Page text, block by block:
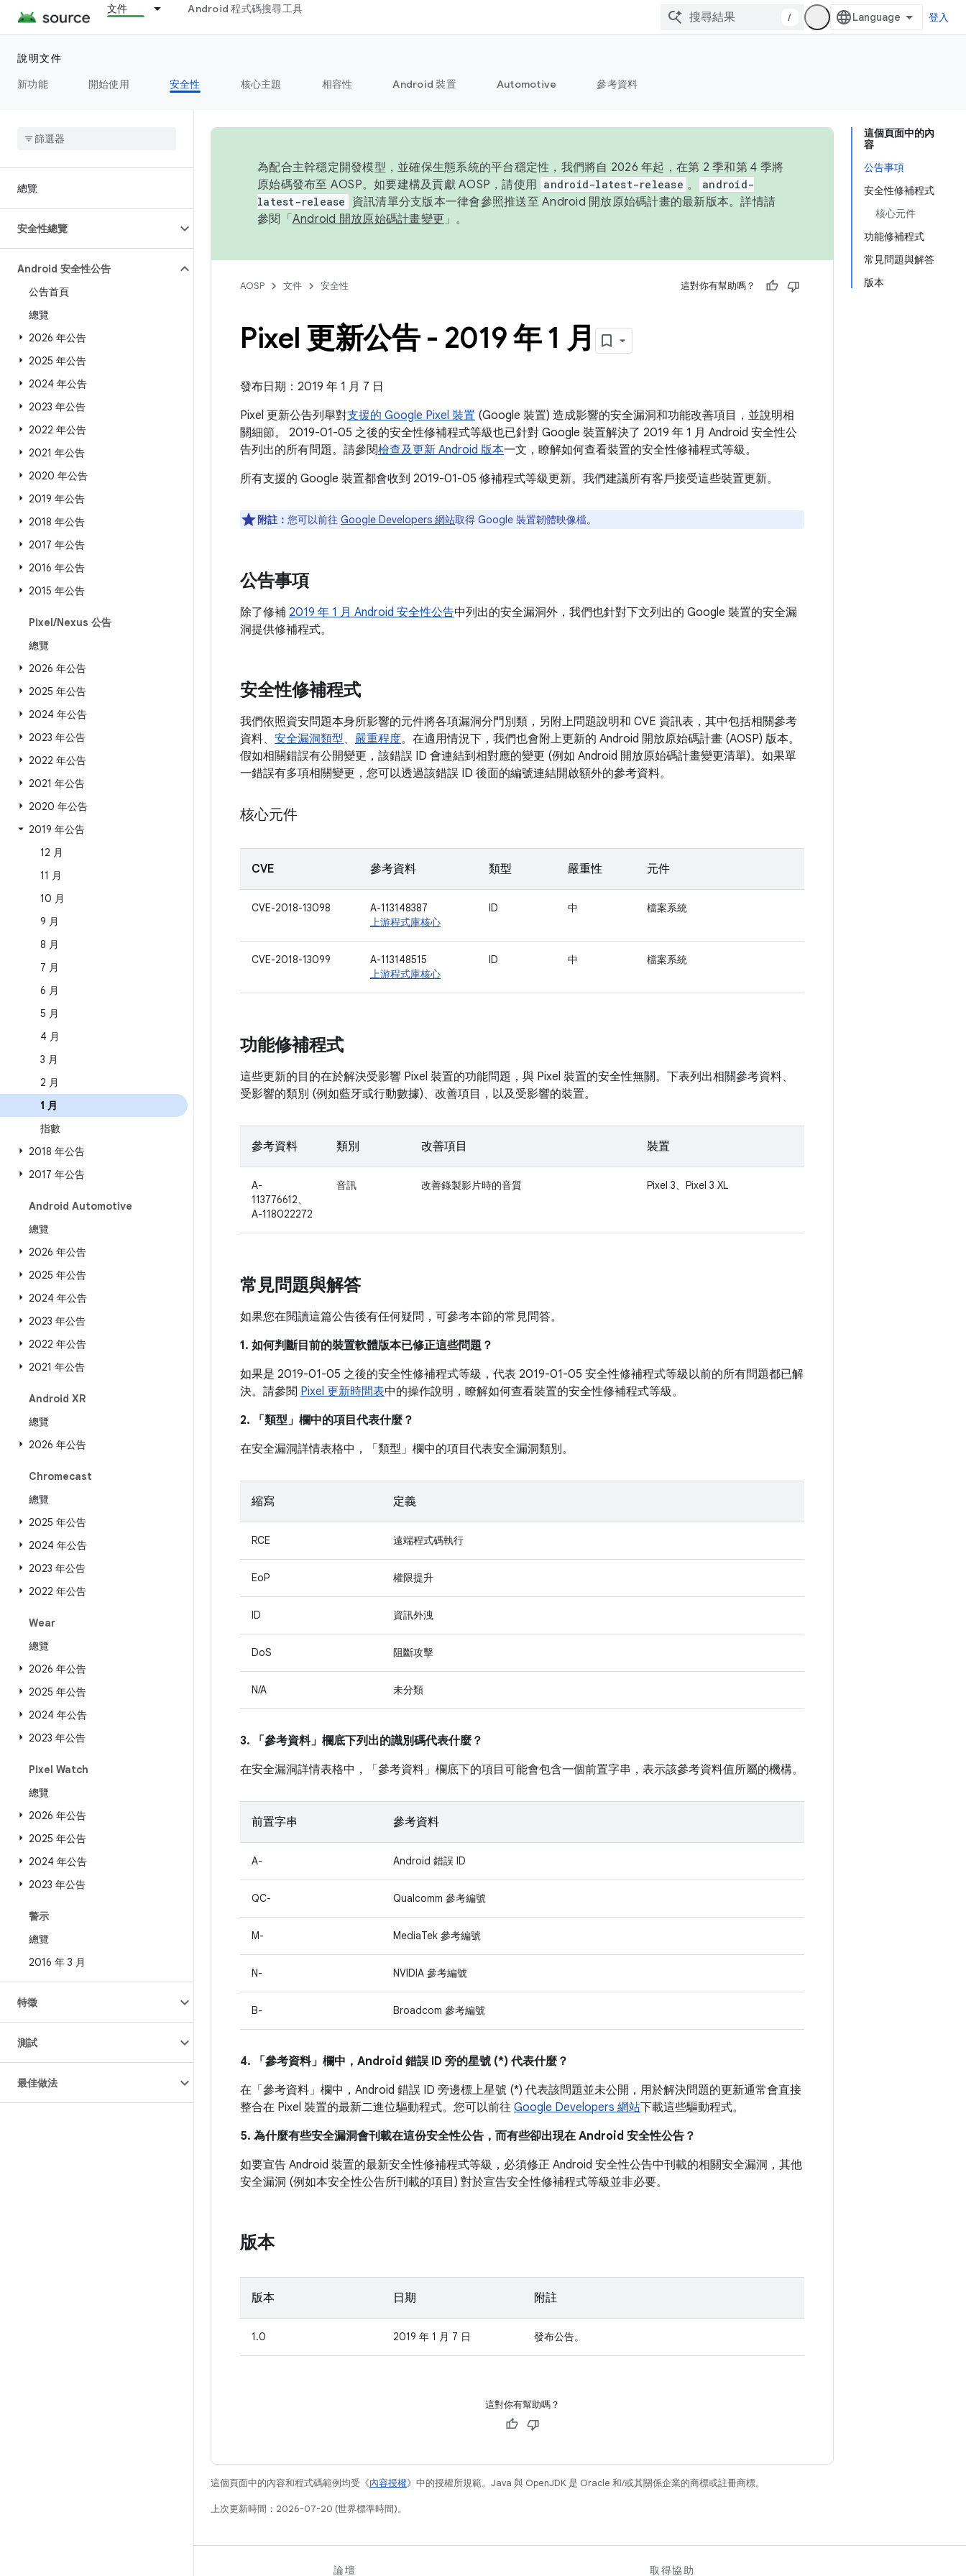
文件 Android 程式碼搜尋工具
/ 登入
說明文件
新功能
開始使用 安全性 核心主題 相容性 Android 裝置 Automotive 參考資料
總覽
安全性總覽
Android 安全性公告
公告首頁
總覽
2026 年公告
2025 年公告
2024 年公告
2023 年公告
2022 年公告
2021 年公告
2020 年公告
2019 年公告
2018 年公告
2017 年公告
2016 年公告
2015 年公告
Pixel/Nexus 公告
總覽
2026 年公告
2025 年公告
2024 年公告
2023 年公告
2022 年公告
2021 年公告
2020 年公告
2019 年公告
12 月
11 月
10 月
9 月
8 月
7 月
6 月
5 月
4 月
3 月
2 月
1 月
指數
2018 年公告
2017 年公告
Android Automotive
總覽
2026 年公告
2025 年公告
2024 年公告
2023 年公告
2022 年公告
2021 年公告
Android XR
總覽
2026 年公告
Chromecast
總覽
2025 年公告
2024 年公告
2023 年公告
2022 年公告
Wear
總覽
2026 年公告
2025 年公告
2024 年公告
2023 年公告
Pixel Watch
總覽
2026 年公告
2025 年公告
2024 年公告
2023 年公告
警示
總覽
2016 年 3 月
特徵
測試
最佳做法
這個頁面中的內
容
公告事項
安全性修補程式
核心元件
功能修補程式
常見問題與解答
版本
為配合主幹穩定開發模型，並確保生態系統的平台穩定性，我們將自 2026 年起，在第 2 季和第 4 季將
原始碼發布至 AOSP。如要建構及貢獻 AOSP，請使用 android-latest-release 。
android-
latest-release
資訊清單分支版本一律會參照推送至 Android 開放原始碼計畫的最新版本。詳情請
參閱「 Android 開放原始碼計畫變更 」。
AOSP 文件 安全性 這對你有幫助嗎？
Pixel 更新公告 - 2019 年 1 月
發布日期：2019 年 1 月 7 日
Pixel 更新公告列舉對支援的 Google Pixel 裝置 (Google 裝置) 造成影響的安全漏洞和功能改善項目，並說明相
關細節。 2019-01-05 之後的安全性修補程式等級也已針對 Google 裝置解決了 2019 年 1 月 Android 安全性公
告列出的所有問題。請參閱檢查及更新 Android 版本一文，瞭解如何查看裝置的安全性修補程式等級。
所有支援的 Google 裝置都會收到 2019-01-05 修補程式等級更新。我們建議所有客戶接受這些裝置更新。
附註： 您可以前往 Google Developers 網站取得 Google 裝置韌體映像檔。
公告事項
除了修補 2019 年 1 月 Android 安全性公告中列出的安全漏洞外，我們也針對下文列出的 Google 裝置的安全漏
洞提供修補程式。
安全性修補程式
我們依照資安問題本身所影響的元件將各項漏洞分門別類，另附上問題說明和 CVE 資訊表，其中包括相關參考
資料、 安全漏洞類型、 嚴重程度。在適用情況下，我們也會附上更新的 Android 開放原始碼計畫 (AOSP) 版本。
假如相關錯誤有公開變更，該錯誤 ID 會連結到相對應的變更 (例如 Android 開放原始碼計畫變更清單)。如果單
一錯誤有多項相關變更，您可以透過該錯誤 ID 後面的編號連結開啟額外的參考資料。
核心元件
CVE 參考資料 類型 嚴重性 元件
CVE-2018-13098
A-113148387
上游程式庫核心
ID 中 檔案系統
CVE-2018-13099
A-113148515
上游程式庫核心
ID 中 檔案系統
功能修補程式
這些更新的目的在於解決受影響 Pixel 裝置的功能問題，與 Pixel 裝置的安全性無關。下表列出相關參考資料、
受影響的類別 (例如藍牙或行動數據)、改善項目，以及受影響的裝置。
參考資料 類別 改善項目 裝置
A-
113776612、
A-118022272
音訊 改善錄製影片時的音質 Pixel 3、Pixel 3 XL
常見問題與解答
如果您在閱讀這篇公告後有任何疑問，可參考本節的常見問答。
1. 如何判斷目前的裝置軟體版本已修正這些問題？
如果是 2019-01-05 之後的安全性修補程式等級，代表 2019-01-05 安全性修補程式等級以前的所有問題都已解
決。請參閱 Pixel 更新時間表中的操作說明，瞭解如何查看裝置的安全性修補程式等級。
2. 「類型」 欄中的項目代表什麼？
在安全漏洞詳情表格中，「類型」 欄中的項目代表安全漏洞類別。
縮寫 定義
RCE 遠端程式碼執行
EoP 權限提升
ID 資訊外洩
DoS 阻斷攻擊
N/A 未分類
3. 「參考資料」 欄底下列出的識別碼代表什麼？
在安全漏洞詳情表格中，「參考資料」 欄底下的項目可能會包含一個前置字串，表示該參考資料值所屬的機構。
前置字串 參考資料
A- Android 錯誤 ID
QC- Qualcomm 參考編號
M- MediaTek 參考編號
N- NVIDIA 參考編號
B- Broadcom 參考編號
4. 「參考資料」 欄中，Android 錯誤 ID 旁的星號 (*) 代表什麼？
在「參考資料」 欄中，Android 錯誤 ID 旁邊標上星號 (*) 代表該問題並未公開，用於解決問題的更新通常會直接
整合在 Pixel 裝置的最新二進位驅動程式。您可以前往 Google Developers 網站下載這些驅動程式。
5. 為什麼有些安全漏洞會刊載在這份安全性公告，而有些卻出現在 Android 安全性公告？
如要宣告 Android 裝置的最新安全性修補程式等級，必須修正 Android 安全性公告中刊載的相關安全漏洞，其他
安全漏洞 (例如本安全性公告所刊載的項目) 對於宣告安全性修補程式等級並非必要。
版本
版本 日期 附註
1.0 2019 年 1 月 7 日 發布公告。
這對你有幫助嗎？
這個頁面中的內容和程式碼範例均受《內容授權》中的授權所規範。Java 與 OpenJDK 是 Oracle 和/或其關係企業的商標或註冊商標。
上次更新時間：2026-07-20 (世界標準時間)。
論壇 取得協助